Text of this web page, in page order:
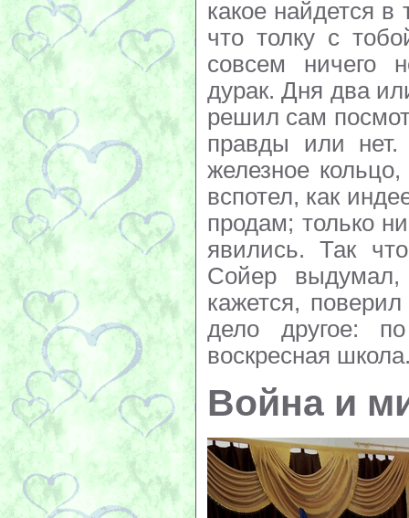
какое найдется
что толку с
совсем ничего
дурак. Дня два
решил сам
правды или
железное
вспотел, как
продам; только
явились. Так
Сойер выдумал,
кажется,
дело другое:
воскресная
Война и